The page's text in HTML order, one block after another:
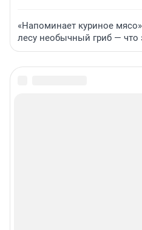
«Напоминает куриное
лесу необычный гриб — что